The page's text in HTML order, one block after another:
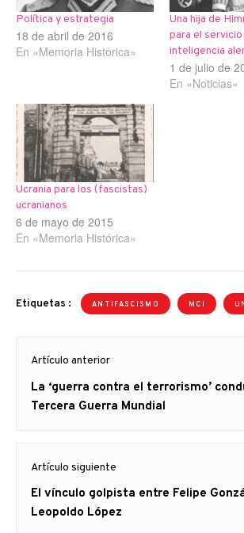
Política y estrategia
18 de abril de 2016
En «Memoria Histórica»
Una hija de
para el
inteligencia
1 de julio de
En «Noticias»
Ucrania para los (fascistas)
ucranianos
6 de mayo de 2015
En «Memoria Histórica»
Etiquetas : ANTIFASCISMO MCI
de
entradas
Artículo anterior
Artículo
anterior
La ‘guerra contra el terrorismo’
Tercera Guerra Mundial
Artículo siguiente
Artículo
siguiente:
El vínculo golpista entre Felipe
Leopoldo López